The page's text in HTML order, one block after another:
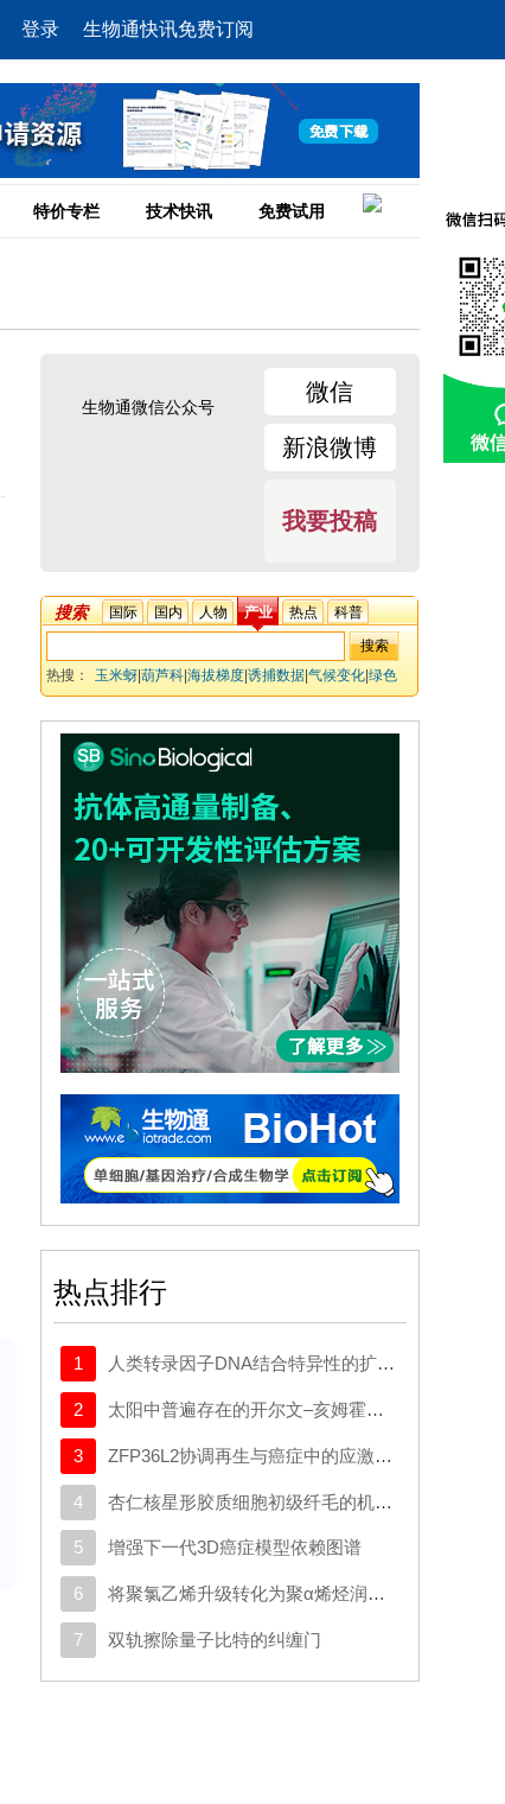
登录 生物通快讯免费订阅
特价专栏 技术快讯 免费试用
生物通微信公众号
微信
新浪微博
我要投稿
搜索 国际 国内 人物 产业 热点 科普
热搜： 玉米蚜 葫芦科 海拔梯度 诱捕数据 气候变化 绿色
热点排行
1 人类转录因子DNA结合特异性的扩展密码本
2 太阳中普遍存在的开尔文–亥姆霍兹不稳定性驱动等离子体混合
3 ZFP36L2协调再生与癌症中的应激适应性可塑性
4 杏仁核星形胶质细胞初级纤毛的机制与应激行为密切相关。
5 增强下一代3D癌症模型依赖图谱
6 将聚氯乙烯升级转化为聚α烯烃润滑剂
7 双轨擦除量子比特的纠缠门